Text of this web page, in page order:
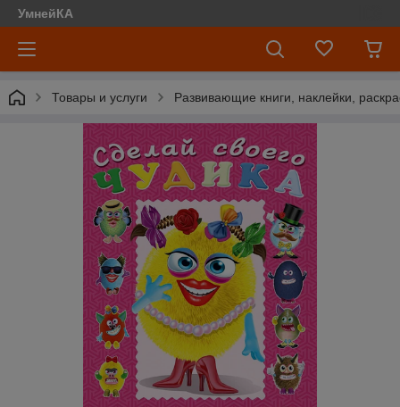
УмнейКА
Товары и услуги Развивающие книги, наклейки,